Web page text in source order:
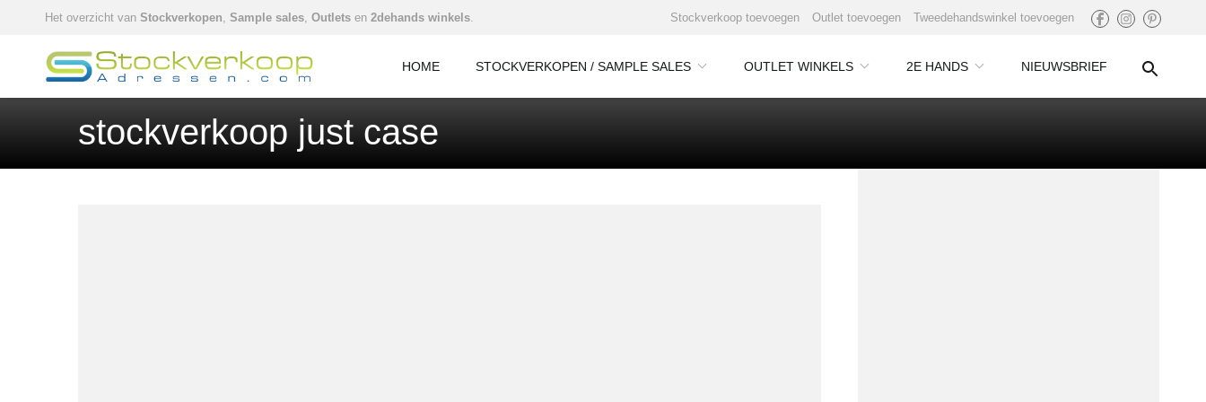
Het overzicht van Stockverkopen, Sample sales, Outlets en 2dehands winkels. Stockverkoop toevoegen Outlet toevoegen Tweedehandswinkel toevoegen
HOME STOCKVERKOPEN / SAMPLE SALES OUTLET WINKELS 2E HANDS NIEUWSBRIEF
stockverkoop just case